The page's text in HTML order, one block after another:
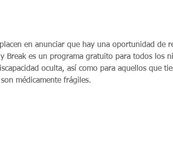
en anunciar que hay una oportunidad de
Break es un programa gratuito para todos los
oculta, así como para aquellos que
médicamente frágiles.